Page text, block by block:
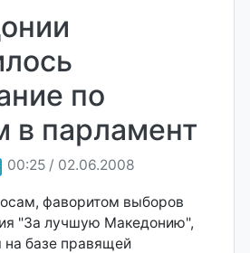
по
в парламент
00:25 / 02.06.2008
фаворитом выборов
"За лучшую Македонию",
базе правящей